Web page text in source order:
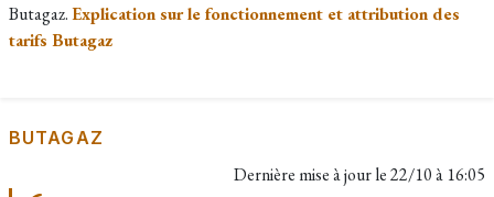
Butagaz.Explication sur le fonctionnement et attribution des
tarifs Butagaz
BUTAGAZ
Dernière mise à jour le22/10 à 16:05